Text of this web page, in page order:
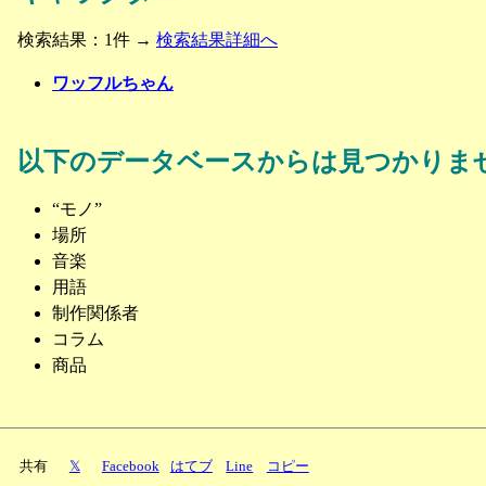
検索結果：1件 → 検索結果詳細へ
ワッフルちゃん
以下のデータベースからは見つかりま
“モノ”
場所
音楽
用語
制作関係者
コラム
商品
共有 𝕏 Facebook はてブ Line コピー